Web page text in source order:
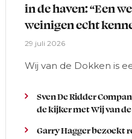
in de haven: “Een
weinigen echt
29 juli 2026
Wij van de Dokken is
Sven De Ridder
de kijker met Wij van
Garry Hagger bezoekt